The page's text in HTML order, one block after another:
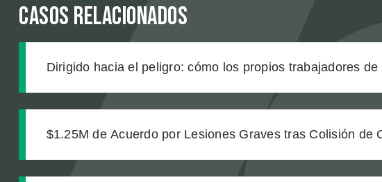
Casos relacionados
Dirigido hacia el peligro: cómo los propios trabajadores de
$1.25M de Acuerdo por Lesiones Graves tras Colisión de